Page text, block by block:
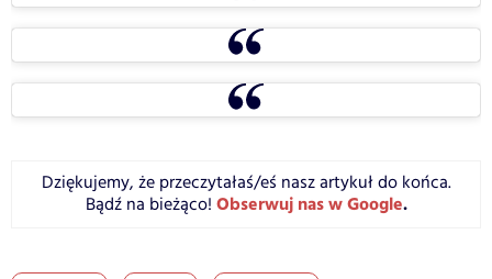
Dziękujemy, że przeczytałaś/eś nasz artykuł do końca.
Bądź na bieżąco! Obserwuj nas w Google.